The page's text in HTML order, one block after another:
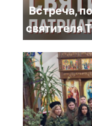
Встреча,
святителя